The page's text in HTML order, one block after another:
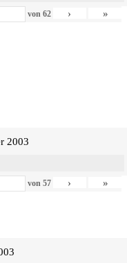
von 62 › »
2003
von 57 › »